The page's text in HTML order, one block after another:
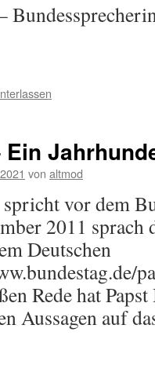
Ein
von altmod
vor dem
2011 sprach
Deutschen
Rede hat
Aussagen auf